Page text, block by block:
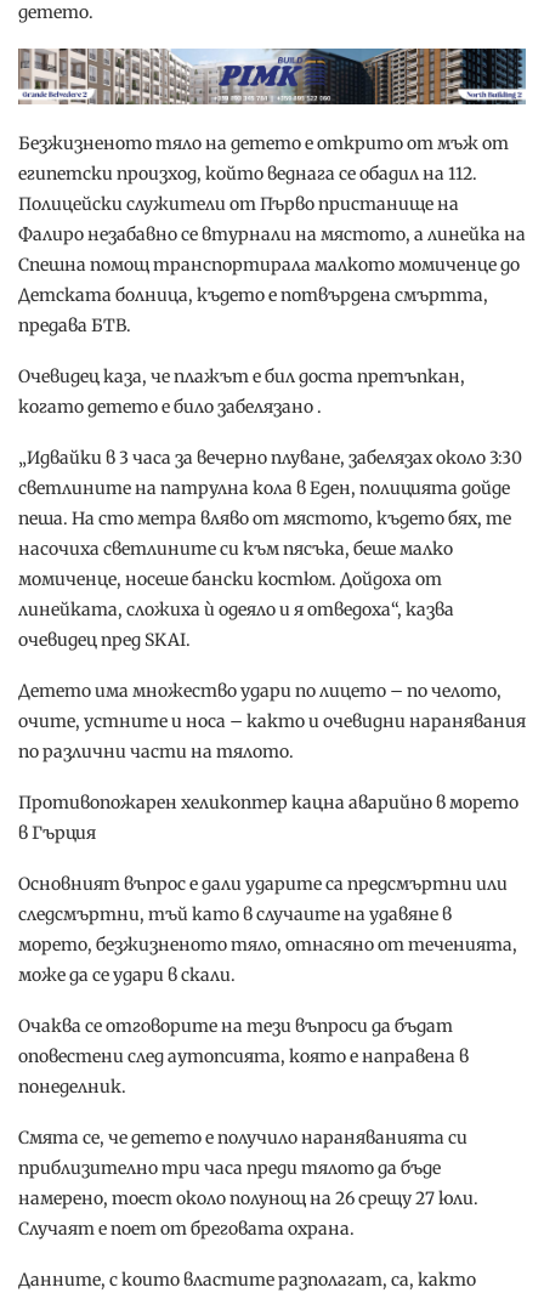
детето.
Безжизненото тяло на детето е открито от мъж от
египетски произход, който веднага се обадил на 112.
Полицейски служители от Първо пристанище на
Фалиро незабавно се втурнали на мястото, а линейка на
Спешна помощ транспортирала малкото момиченце до
Детската болница, където е потвърдена смъртта,
предава БТВ.
Очевидец каза, че плажът е бил доста претъпкан,
когато детето е било забелязано .
„Идвайки в 3 часа за вечерно плуване, забелязах около 3:30
светлините на патрулна кола в Еден, полицията дойде
пеша. На сто метра вляво от мястото, където бях, те
насочиха светлините си към пясъка, беше малко
момиченце, носеше бански костюм. Дойдоха от
линейката, сложиха ѝ одеяло и я отведоха“, казва
очевидец пред SKAI.
Детето има множество удари по лицето – по челото,
очите, устните и носа – както и очевидни наранявания
по различни части на тялото.
Противопожарен хеликоптер кацна аварийно в морето
в Гърция
Основният въпрос е дали ударите са предсмъртни или
следсмъртни, тъй като в случаите на удавяне в
морето, безжизненото тяло, отнасяно от теченията,
може да се удари в скали.
Очаква се отговорите на тези въпроси да бъдат
оповестени след аутопсията, която е направена в
понеделник.
Смята се, че детето е получило нараняванията си
приблизително три часа преди тялото да бъде
намерено, тоест около полунощ на 26 срещу 27 юли.
Случаят е поет от бреговата охрана.
Данните, с които властите разполагат, са, както